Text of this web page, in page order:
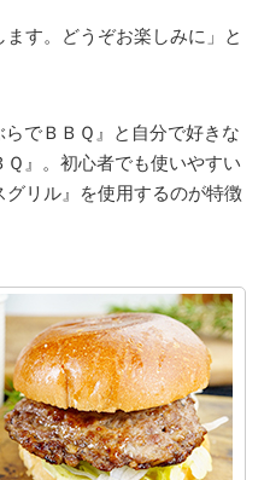
す。どうぞお楽しみに」と
でＢＢＱ』と自分で好きな
』。初心者でも使いやすい
リル』を使用するのが特徴